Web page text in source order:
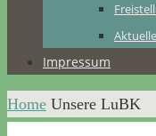
Impressum
Home Unsere LuBK